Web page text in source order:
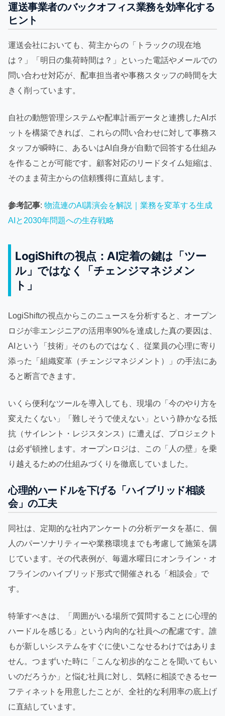
運送事業者のバックオフィス業務を効率化する
ヒント
運送会社においても、荷主からの「トラックの現在地
は？」「明日の集荷時間は？」といった電話やメールでの
問い合わせ対応が、配車担当者や事務スタッフの時間を大
きく削っています。
自社の動態管理システムや配車計画データと連携したAIボ
ットを構築できれば、これらの問い合わせに対して事務ス
タッフが瞬時に、あるいはAI自身が自動で回答する仕組み
を作ることが可能です。顧客対応のリードタイム短縮は、
そのまま荷主からの信頼獲得に直結します。
参考記事: 物流連のAI講演会を解説｜業務を変革する生成
AIと2030年問題への生存戦略
LogiShiftの視点：AI定着の鍵は「ツー
ル」ではなく「チェンジマネジメン
ト」
LogiShiftの視点からこのニュースを分析すると、オープン
ロジが非エンジニアの活用率90%を達成した真の要因は、
AIという「技術」そのものではなく、従業員の心理に寄り
添った「組織変革（チェンジマネジメント）」の手法にあ
ると断言できます。
いくら便利なツールを導入しても、現場の「今のやり方を
変えたくない」「難しそうで使えない」という静かなる抵
抗（サイレント・レジスタンス）に遭えば、プロジェクト
は必ず頓挫します。オープンロジは、この「人の壁」を乗
り越えるための仕組みづくりを徹底していました。
心理的ハードルを下げる「ハイブリッド相談
会」の工夫
同社は、定期的な社内アンケートの分析データを基に、個
人のパーソナリティーや業務環境までも考慮して施策を講
じています。その代表例が、毎週水曜日にオンライン・オ
フラインのハイブリッド形式で開催される「相談会」で
す。
特筆すべきは、「周囲がいる場所で質問することに心理的
ハードルを感じる」という内向的な社員への配慮です。誰
もが新しいシステムをすぐに使いこなせるわけではありま
せん。つまずいた時に「こんな初歩的なことを聞いてもい
いのだろうか」と悩む社員に対し、気軽に相談できるセー
フティネットを用意したことが、全社的な利用率の底上げ
に直結しています。